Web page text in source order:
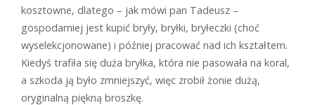
kosztowne, dlatego – jak mówi pan Tadeusz –
gospodarniej jest kupić bryły, bryłki, bryłeczki (choć
wyselekcjonowane) i później pracować nad ich kształtem.
Kiedyś trafiła się duża bryłka, która nie pasowała na koral,
a szkoda ją było zmniejszyć, więc zrobił żonie dużą,
oryginalną piękną broszkę.